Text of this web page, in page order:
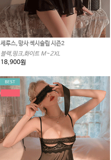
세루스, 망사 섹시슬립 시즌2
블랙,핑크,화이트 M~2XL
18,900원